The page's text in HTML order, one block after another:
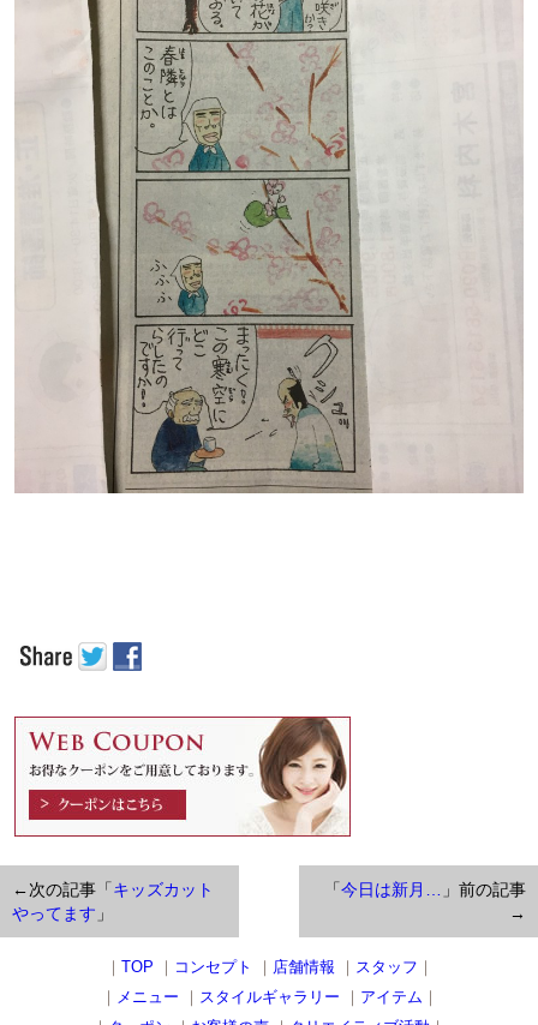
「今日は新月… 」前の記事
→
←次の記事「キッズカット
やってます 」
｜ TOP ｜ コンセプト ｜ 店舗情報 ｜ スタッフ ｜
｜ メニュー ｜ スタイルギャラリー ｜ アイテム ｜